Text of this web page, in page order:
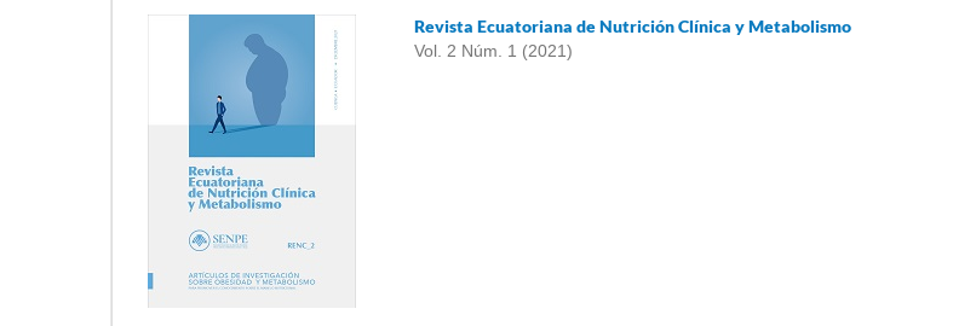
Revista Ecuatoriana de Nutrición Clínica y Metabolismo
Vol. 2 Núm. 1 (2021)